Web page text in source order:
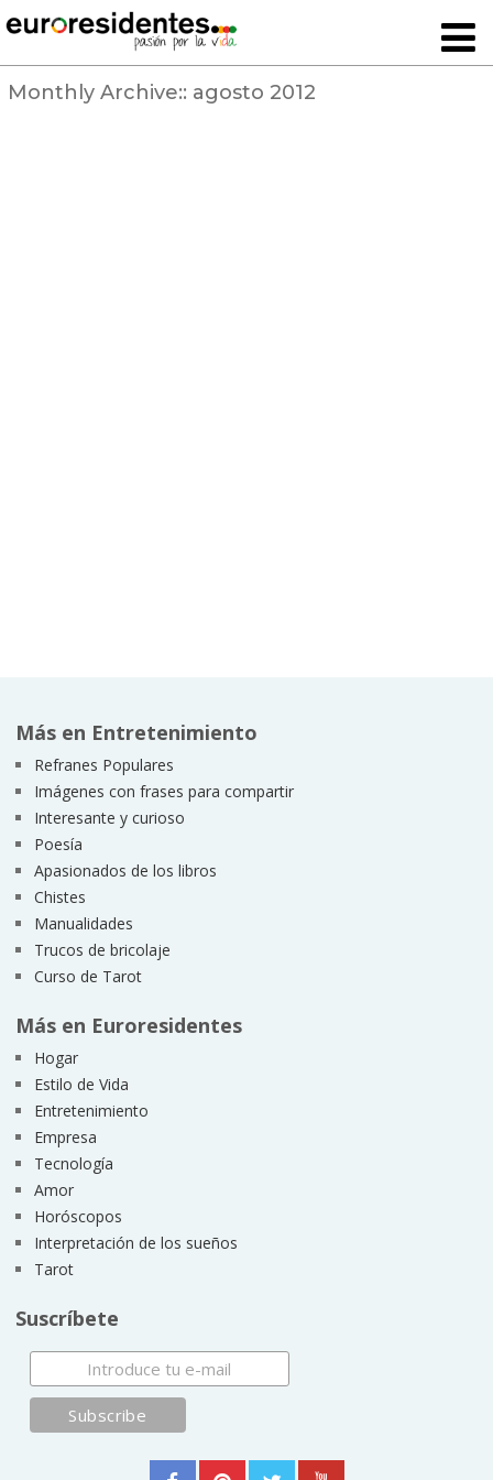
Monthly Archive:: agosto 2012
Más en Entretenimiento
Refranes Populares
Imágenes con frases para compartir
Interesante y curioso
Poesía
Apasionados de los libros
Chistes
Manualidades
Trucos de bricolaje
Curso de Tarot
Más en Euroresidentes
Hogar
Estilo de Vida
Entretenimiento
Empresa
Tecnología
Amor
Horóscopos
Interpretación de los sueños
Tarot
Suscríbete